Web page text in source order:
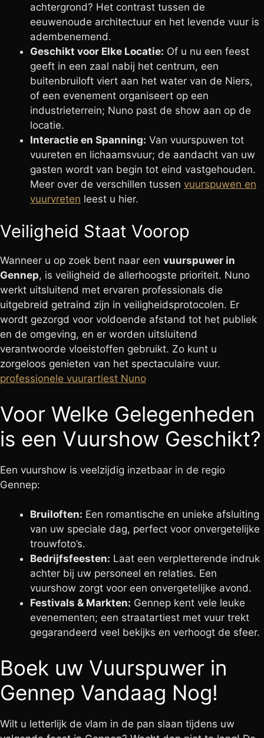
achtergrond? Het contrast tussen de
eeuwenoude architectuur en het levende vuur is
adembenemend.
Geschikt voor Elke Locatie: Of u nu een feest
geeft in een zaal nabij het centrum, een
buitenbruiloft viert aan het water van de Niers,
of een evenement organiseert op een
industrieterrein; Nuno past de show aan op de
locatie.
Interactie en Spanning: Van vuurspuwen tot
vuureten en lichaamsvuur; de aandacht van uw
gasten wordt van begin tot eind vastgehouden.
Meer over de verschillen tussen vuurspuwen en
vuurvreten leest u hier.
Veiligheid Staat Voorop
Wanneer u op zoek bent naar een vuurspuwer in
Gennep, is veiligheid de allerhoogste prioriteit. Nuno
werkt uitsluitend met ervaren professionals die
uitgebreid getraind zijn in veiligheidsprotocolen. Er
wordt gezorgd voor voldoende afstand tot het publiek
en de omgeving, en er worden uitsluitend
verantwoorde vloeistoffen gebruikt. Zo kunt u
zorgeloos genieten van het spectaculaire vuur.
professionele vuurartiest Nuno
Voor Welke Gelegenheden
is een Vuurshow Geschikt?
Een vuurshow is veelzijdig inzetbaar in de regio
Gennep:
Bruiloften: Een romantische en unieke afsluiting
van uw speciale dag, perfect voor onvergetelijke
trouwfoto’s.
Bedrijfsfeesten: Laat een verpletterende indruk
achter bij uw personeel en relaties. Een
vuurshow zorgt voor een onvergetelijke avond.
Festivals & Markten: Gennep kent vele leuke
evenementen; een straatartiest met vuur trekt
gegarandeerd veel bekijks en verhoogt de sfeer.
Boek uw Vuurspuwer in
Gennep Vandaag Nog!
Wilt u letterlijk de vlam in de pan slaan tijdens uw